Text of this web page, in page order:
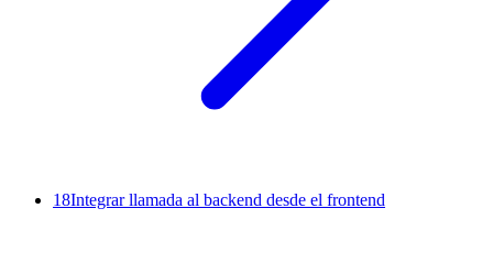
18Integrar llamada al backend desde el frontend